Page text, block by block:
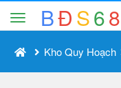
BĐS68
Kho Quy Hoạch